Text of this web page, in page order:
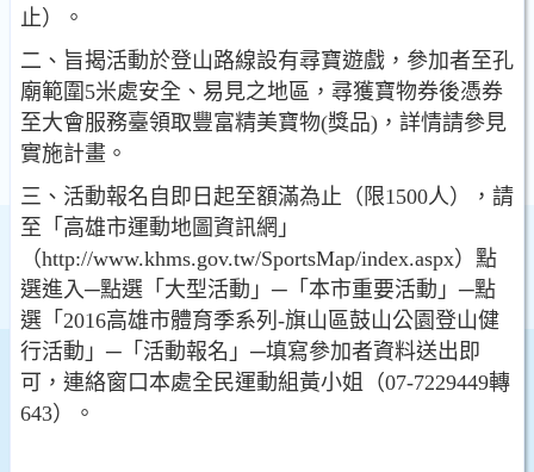
止）。
二、旨揭活動於登山路線設有尋寶遊戲，參加者至孔
廟範圍5米處安全、易見之地區，尋獲寶物券後憑券
至大會服務臺領取豐富精美寶物(獎品)，詳情請參見
實施計畫。
三、活動報名自即日起至額滿為止（限1500人），請
至「高雄市運動地圖資訊網」
（http://www.khms.gov.tw/SportsMap/index.aspx）點
選進入─點選「大型活動」─「本市重要活動」─點
選「2016高雄市體育季系列-旗山區鼓山公園登山健
行活動」─「活動報名」─填寫參加者資料送出即
可，連絡窗口本處全民運動組黃小姐（07-7229449轉
643）。